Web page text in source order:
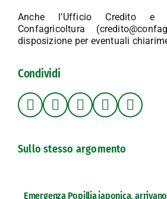
Anche l’Ufficio Credito e
Confagricoltura
disposizione per eventuali
Condividi
Sullo stesso argomento
Emergenza Popillia japonica,